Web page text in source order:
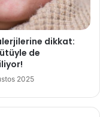
dikkat:
de
2025